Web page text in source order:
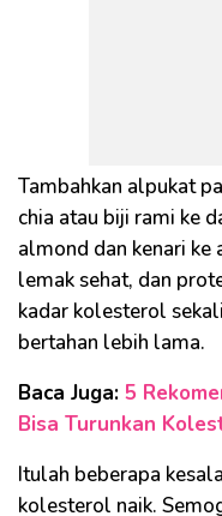
Tambahkan alpukat
chia atau biji rami ke
almond dan kenari ke
lemak sehat, dan
kadar kolesterol
bertahan lebih lama.
Baca Juga: 5
Bisa Turunkan
Itulah beberapa
kolesterol naik.